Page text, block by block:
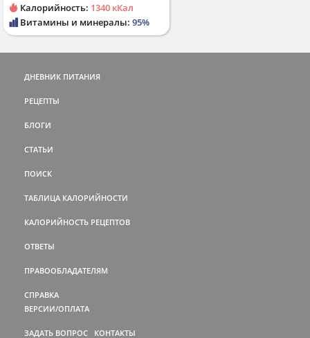
Калорийность: 1340 кКал
Витамины и минералы: 95%
ДНЕВНИК ПИТАНИЯ
РЕЦЕПТЫ
БЛОГИ
СТАТЬИ
ПОИСК
ТАБЛИЦА КАЛОРИЙНОСТИ
КАЛОРИЙНОСТЬ РЕЦЕПТОВ
ОТВЕТЫ
ПРАВООБЛАДАТЕЛЯМ
СПРАВКА
ВЕРСИИ/ОПЛАТА
ЗАДАТЬ ВОПРОС КОНТАКТЫ